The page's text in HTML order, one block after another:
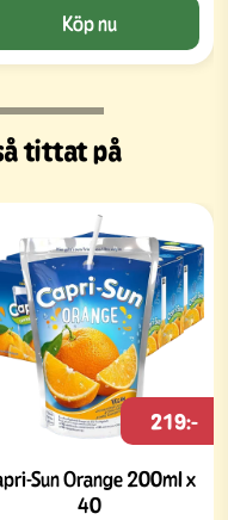
Köp nu
tittat på
Sun Orange 200ml x
40
219:-